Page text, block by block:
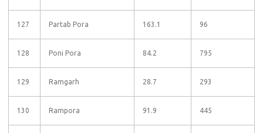
127 Partab Pora 163.1 96
128 Poni Pora 84.2 795
129 Ramgarh 28.7 293
130 Rampora 91.9 445